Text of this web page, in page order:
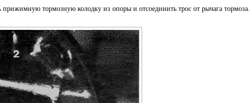
тормозную колодку из опоры и отсоединить трос от рычага тормоза.